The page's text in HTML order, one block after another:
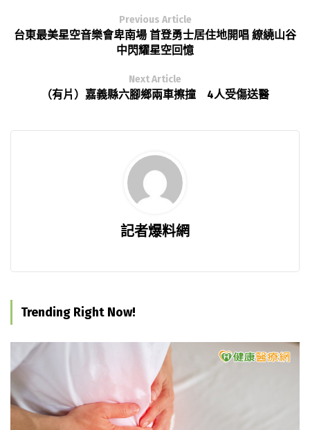
Previous Article
台東最美星空音樂會卑南場 首登勇士居住地開唱 繚繞山谷
中閃耀星空回憶
Next Article
（有片）嘉義縣六腳鄉兩車擦撞 4人受傷送醫
記者爆料網
Trending Right Now!